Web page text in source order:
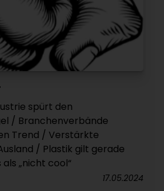
spürt den
/ Branchenverbände
Trend / Verstärkte
/ Plastik gilt gerade
„nicht cool“
17.05.2024